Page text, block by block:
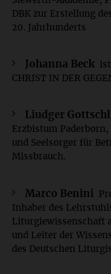
DBK zur Erstellung
20. Jahrhunderts
Johanna Beck
CHRIST IN DER
Liudger
Erzbistum
und Seelsorger für
Missbrauch.
Marco Benini
Inhaber des
Liturgiewissenschaft
und Leiter der
des Deutschen